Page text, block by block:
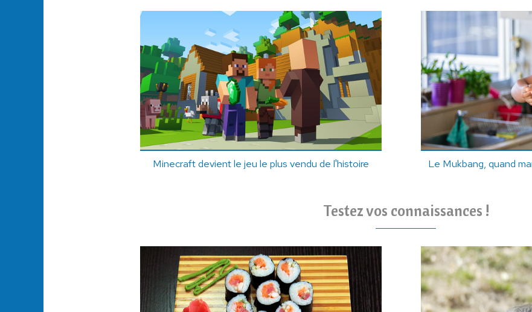
Minecraft devient le jeu le plus vendu de l'histoire Le Mukbang, quand
Testez vos connaissances !